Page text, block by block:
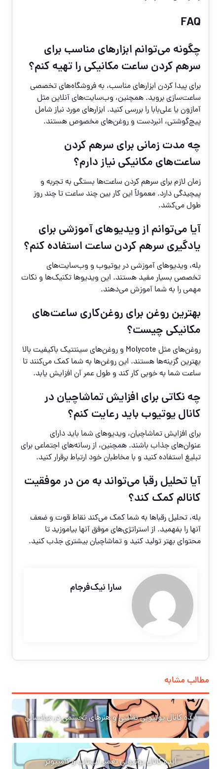
FAQ
چگونه می‌توانم ابزارهای مناسب برای
سرهم کردن ساعت مکانیکی را تهیه کنم؟
برای پیدا کردن ابزارهای مناسب، به فروشگاه‌های تخصصی
ساعت‌سازی بروید. همچنین، وب‌سایت‌های آنلاین مثل
آمازون یا علی‌بابا را بررسی کنید. ابزارهای مورد نیاز شامل
پیچ‌گوشتی، انبردست و روغن‌های مخصوص هستند.
چه مدت زمانی برای سرهم کردن
ساعت‌های مکانیکی نیاز دارم؟
زمان لازم برای سرهم کردن ساعت‌ها بستگی به تجربه و
پیچیدگی دارد. معمولاً این کار بین چند ساعت تا چند روز
طول می‌کشد.
آیا می‌توانم از ویدیوهای آموزشی برای
یادگیری سرهم کردن ساعت استفاده کنم؟
بله، ویدیوهای آموزشی در یوتیوب و وب‌سایت‌های
تخصصی بسیار مفید هستند. این ویدیوها تکنیک‌ها و نکات
مهمی را به شما آموزش می‌دهند.
بهترین روغن برای روغن‌کاری ساعت‌های
مکانیکی چیست؟
روغن‌های مثل Molycote و روغن‌های سینتتیک باکیفیت بالا
بهترین گزینه‌ها هستند. این روغن‌ها به شما کمک می‌کنند تا
ساعت شما به خوبی کار کند و طول عمر آن افزایش یابد.
چه نکاتی برای افزایش تماشاچیان در
کانال یوتیوب باید رعایت کنم؟
برای افزایش تماشاچیان، ویدیوهای شما باید دارای
عنوان‌های جذاب باشند. همچنین، از رسانه‌های اجتماعی برای
تبلیغ استفاده کنید و با مخاطبان خود ارتباط برقرار کنید.
آیا تحلیل رقبا می‌تواند به من در موفقیت
کانالم کمک کند؟
بله، تحلیل رقباها به شما کمک می‌کند نقاط قوت و ضعف
آنها را بفهمید. از استراتژی‌های موفق آنها بیاموزید تا
محتوای بهتر تولید کنید و تماشاچیان بیشتری جذب کنید.
سارا نیک‌فرجام
مطالب مشابه
ایده کانال یوتیوبی نقاشی و هنرهای تجسمی در میانسالی
ایده کانال یوتیوبی تعمیر لپ‌تاپ و کامپیوتر